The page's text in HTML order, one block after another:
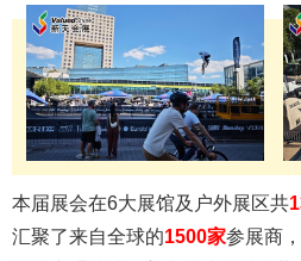
本届展会在6大展馆及户外展区共
汇聚了来自全球的1500家参展商